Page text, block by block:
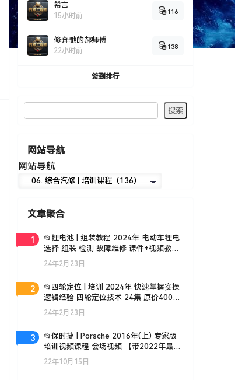
希言
15小时前
116
修奔驰的郝师傅
22小时前
138
签到排行
网站导航
网站导航
文章聚合
1
📂锂电池 | 组装教程 2024年 电动车锂电
选择 组装 检测 故障维修 课件+视频教学
35集（18G）
24年2月23日
2
📂四轮定位 | 培训 2024年 快速掌握实操
逻辑经验 四轮定位技术 24集 原价400
（3.5G）
24年2月23日
3
📂保时捷 | Porsche 2016年(上) 专家版
培训视频课程 会场视频 【带2022年最新
课件】 (28G)
22年10月15日